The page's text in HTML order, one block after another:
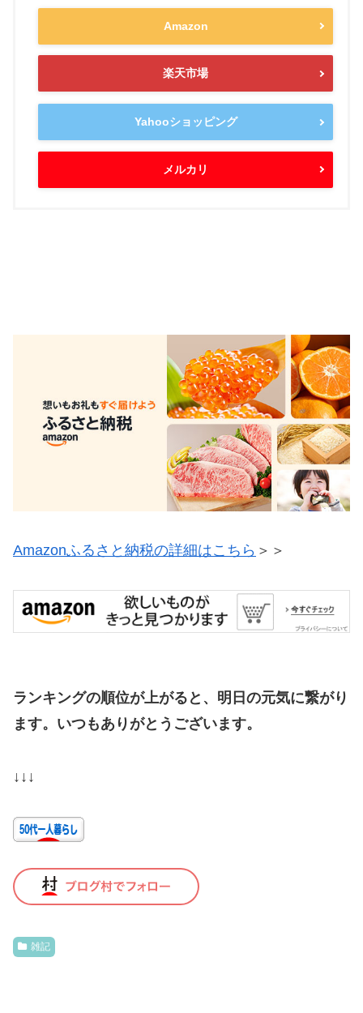
Amazon
楽天市場
Yahooショッピング
メルカリ
Amazonふるさと納税の詳細はこちら ＞＞
ランキングの順位が上がると、明日の元気に繋がり
ます。いつもありがとうございます。
↓↓↓
雑記